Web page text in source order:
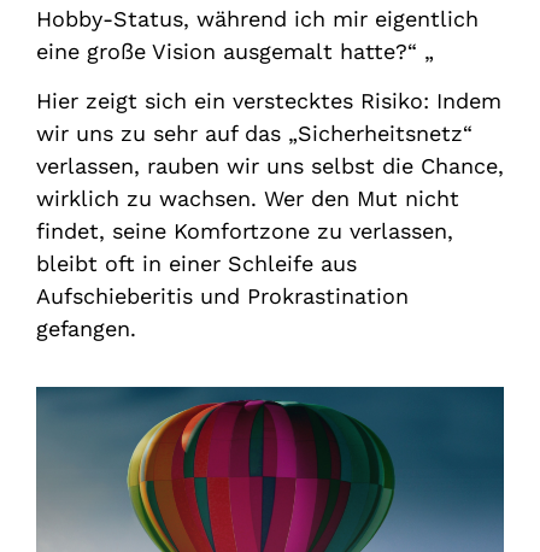
Hobby-Status, während ich mir eigentlich
eine große Vision ausgemalt hatte?“ „
Hier zeigt sich ein verstecktes Risiko: Indem
wir uns zu sehr auf das „Sicherheitsnetz“
verlassen, rauben wir uns selbst die Chance,
wirklich zu wachsen. Wer den Mut nicht
findet, seine Komfortzone zu verlassen,
bleibt oft in einer Schleife aus
Aufschieberitis und Prokrastination
gefangen.